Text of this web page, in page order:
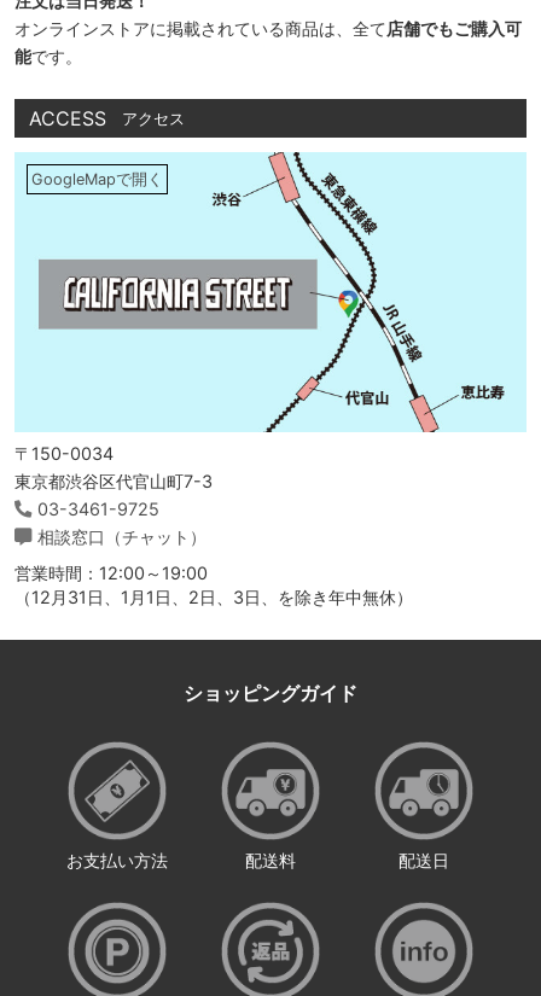
オンラインストアに掲載されている商品は、全て店舗でもご購入可
能です。
ACCESS アクセス
GoogleMapで開く
〒150-0034
東京都渋谷区代官山町7-3
03-3461-9725
相談窓口（チャット）
営業時間：12:00～19:00
（12月31日、1月1日、2日、3日、を除き年中無休）
ショッピングガイド
お支払い方法 配送料 配送日